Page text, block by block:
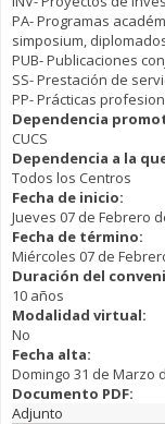
PA- Programas
simposium,
PUB- Publicaciones
SS- Prestación de
PP- Prácticas
Dependencia
CUCS
Dependencia a la
Todos los Centros
Fecha de inicio:
Jueves 07 de Febrero
Fecha de término:
Miércoles 07 de
Duración del
10 años
Modalidad virtual:
No
Fecha alta:
Domingo 31 de Marzo
Documento PDF:
Adjunto